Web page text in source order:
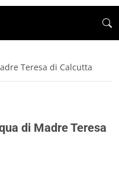
Teresa di Calcutta
di Madre Teresa